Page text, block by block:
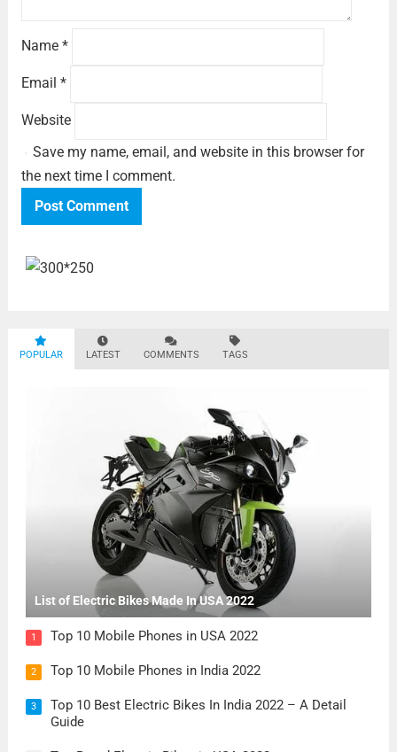
Name *
Email *
Website
Save my name, email, and website in this browser for
the next time I comment.
POPULAR LATEST COMMENTS TAGS
List of Electric Bikes Made In USA 2022
1 Top 10 Mobile Phones in USA 2022
2 Top 10 Mobile Phones in India 2022
3
Top 10 Best Electric Bikes In India 2022 – A Detail
Guide